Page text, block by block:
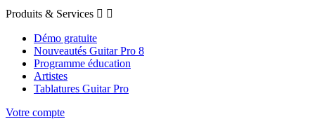
Produits & Services  
Démo gratuite
Nouveautés Guitar Pro 8
Programme éducation
Artistes
Tablatures Guitar Pro
Votre compte